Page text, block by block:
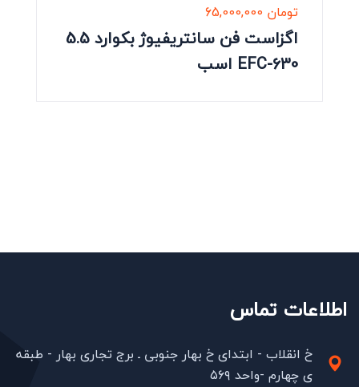
65,000,000 تومان
اگزاست فن سانتریفیوژ بکوارد 5.5
اسب EFC-630
اطلاعات تماس
خ انقلاب - ابتدای خ بهار جنوبی ـ برج تجاری بهار - طبقه
ی چهارم -واحد ۵۶۹